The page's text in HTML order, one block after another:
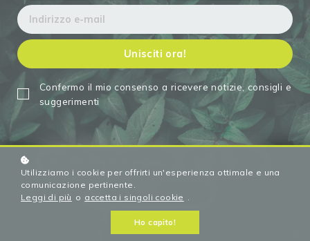
Unisciti ora!
Confermo il mio consenso a ricevere notizie, consigli e
suggerimenti
Abbonamenti
Utilizziamo i cookie per offrirti un'esperienza ottimale e una
comunicazione pertinente.
Leggi di più o accetta i singoli cookie .
Ho capito!